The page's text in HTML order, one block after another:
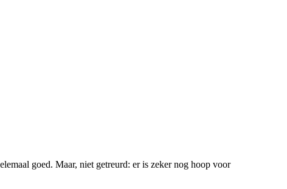
goed. Maar, niet getreurd: er is zeker nog hoop voor